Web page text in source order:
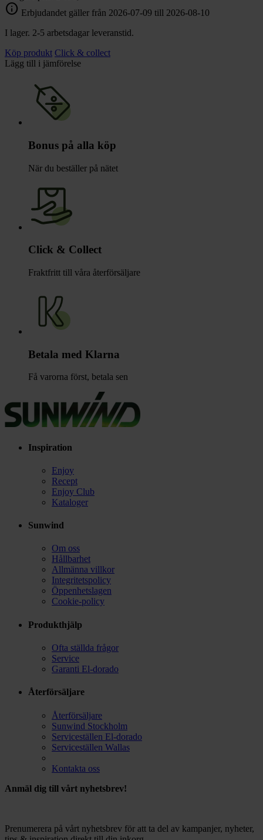
info Erbjudandet gäller från 2026-07-09 till 2026-08-10
I lager. 2-5 arbetsdagar leveranstid.
Köp produkt Click & collect
Lägg till i jämförelse
Bonus på alla köp
När du beställer på nätet
Click & Collect
Fraktfritt till våra återförsäljare
Betala med Klarna
Få varorna först, betala sen
Inspiration
Enjoy
Recept
Enjoy Club
Kataloger
Sunwind
Om oss
Hållbarhet
Allmänna villkor
Integritetspolicy
Öppenhetslagen
Cookie-policy
Produkthjälp
Ofta ställda frågor
Service
Garanti El-dorado
Återförsäljare
Återförsäljare
Sunwind Stockholm
Serviceställen El-dorado
Serviceställen Wallas
Kontakta oss
Anmäl dig till vårt nyhetsbrev!
Prenumerera på vårt nyhetsbrev för att ta del av kampanjer, nyheter,